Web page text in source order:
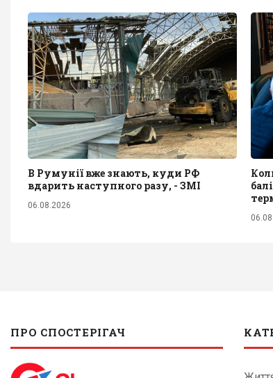
В Румунії вже знають, куди РФ
вдарить наступного разу, - ЗМІ
06.08.2026
ПРО СПОСТЕРІГАЧ